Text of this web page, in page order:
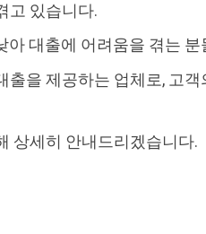
고 있습니다.
대출에 어려움을 겪는
을 제공하는 업체로, 고
상세히 안내드리겠습니다.